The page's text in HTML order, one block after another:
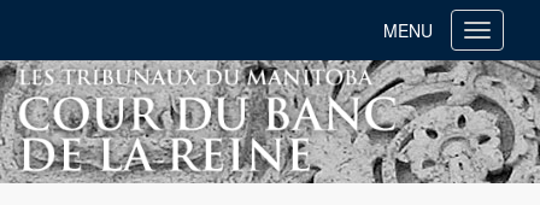
Toggle
MENU